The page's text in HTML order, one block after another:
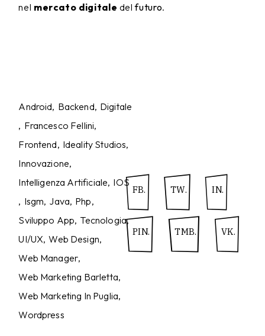
nel mercato digitale delfuturo.
Android Backend Digitale
Francesco Fellini
Frontend Ideality Studios
Innovazione
Intelligenza Artificiale IOS
Isgm Java Php
Sviluppo App Tecnologia
UI/UX Web Design
Web Manager
Web Marketing Barletta
Web Marketing In Puglia
Wordpress
FB. TW. IN.
PIN. TMB. VK.